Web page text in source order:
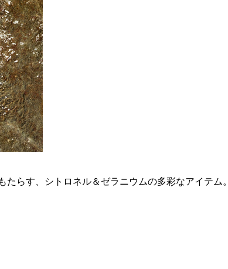
らす、シトロネル＆ゼラニウムの多彩なアイテム。